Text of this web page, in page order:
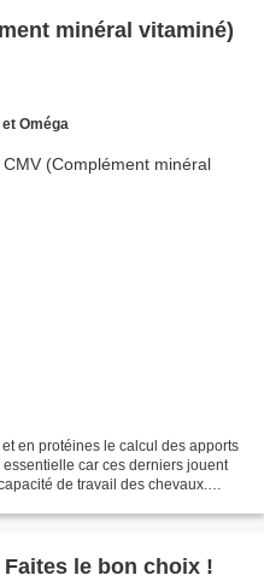
minéral vitaminé)
Oméga
en protéines le calcul des apports
car ces derniers jouent
de travail des chevaux.
le bon choix !